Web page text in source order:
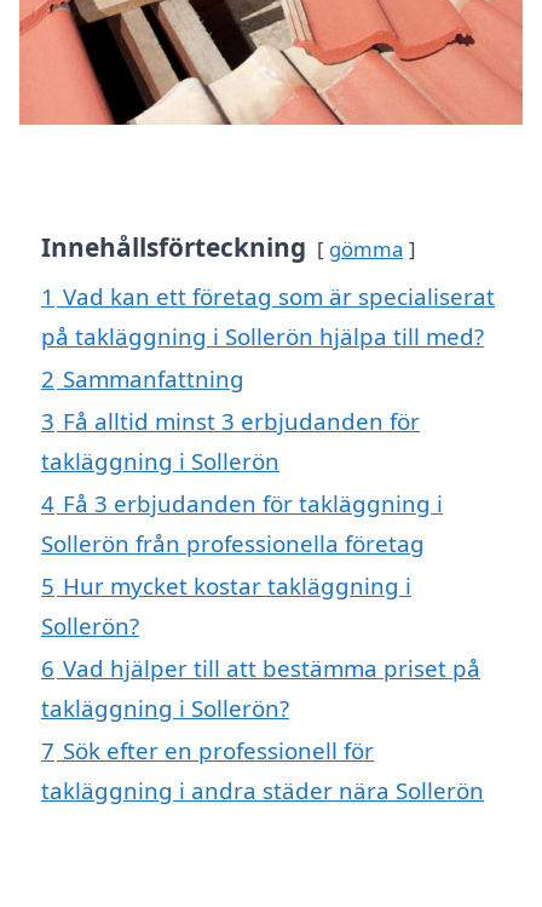
Innehållsförteckning gömma
1 Vad kan ett företag som är specialiserat
på takläggning i Sollerön hjälpa till med?
2 Sammanfattning
3 Få alltid minst 3 erbjudanden för
takläggning i Sollerön
4 Få 3 erbjudanden för takläggning i
Sollerön från professionella företag
5 Hur mycket kostar takläggning i
Sollerön?
6 Vad hjälper till att bestämma priset på
takläggning i Sollerön?
7 Sök efter en professionell för
takläggning i andra städer nära Sollerön